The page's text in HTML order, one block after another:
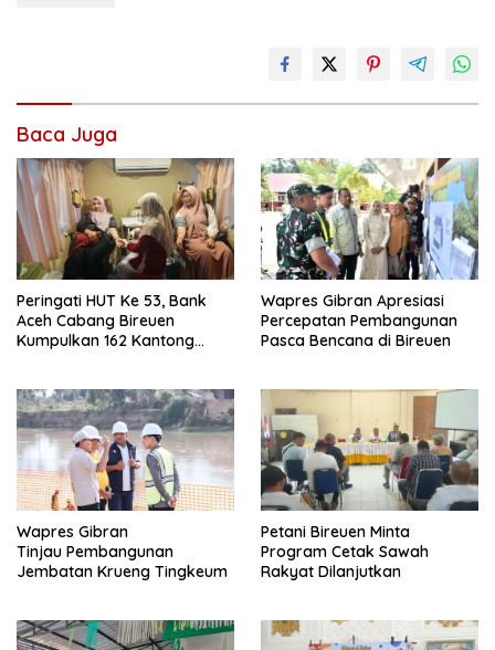
Baca Juga
Peringati HUT Ke 53, Bank
Aceh Cabang Bireuen
Kumpulkan 162 Kantong
Wapres Gibran Apresiasi
Percepatan Pembangunan
Pasca Bencana di Bireuen
Wapres Gibran
Tinjau Pembangunan
Jembatan Krueng Tingkeum
Petani Bireuen Minta
Program Cetak Sawah
Rakyat Dilanjutkan